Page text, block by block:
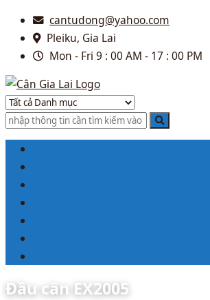
Skip
navigation
Skip
content
cantudong@yahoo.com
Pleiku, Gia Lai
Mon - Fri 9 : 00 AM - 17 : 00 PM
Cân Gia Lai
Cân xe tải chất lượng cao.
Đầu cân EX2005